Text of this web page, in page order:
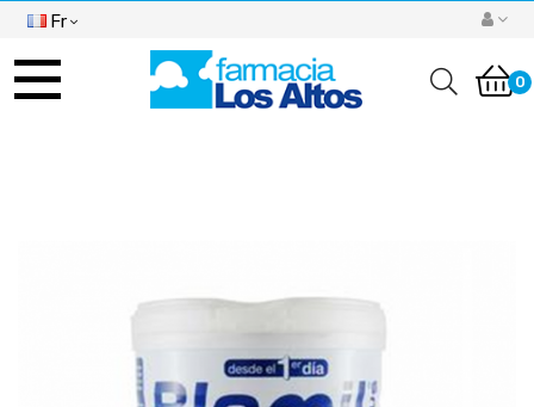
Fr
Basculer 0